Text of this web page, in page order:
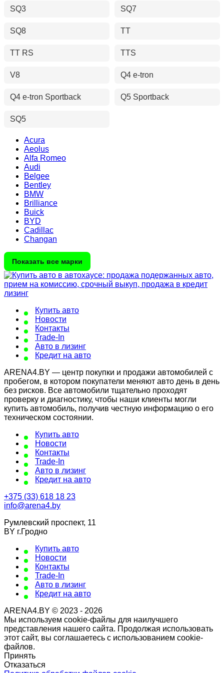
SQ3 SQ7
SQ8 TT
TT RS TTS
V8 Q4 e-tron
Q4 e-tron Sportback Q5 Sportback
SQ5
Acura
Aeolus
Alfa Romeo
Audi
Belgee
Bentley
BMW
Brilliance
Buick
BYD
Cadillac
Changan
Показать все марки
Купить авто
Новости
Контакты
Trade-In
Авто в лизинг
Кредит на авто
ARENA4.BY — центр покупки и продажи автомобилей с
пробегом, в котором покупатели меняют авто день в день
без рисков. Все автомобили тщательно проходят
проверку и диагностику, чтобы наши клиенты могли
купить автомобиль, получив честную информацию о его
техническом состоянии.
Купить авто
Новости
Контакты
Trade-In
Авто в лизинг
Кредит на авто
+375 (33) 618 18 23
info@arena4.by
Румлевский проспект, 11
BY г.Гродно
Купить авто
Новости
Контакты
Trade-In
Авто в лизинг
Кредит на авто
ARENA4.BY © 2023 - 2026
Мы используем cookie-файлы для наилучшего
представления нашего сайта. Продолжая использовать
этот сайт, вы соглашаетесь с использованием cookie-
файлов.
Принять
Отказаться